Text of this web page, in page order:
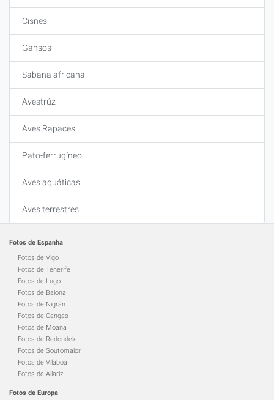
Cisnes
Gansos
Sabana africana
Avestrúz
Aves Rapaces
Pato-ferrugíneo
Aves aquáticas
Aves terrestres
Fotos de Espanha
Fotos de Vigo
Fotos de Tenerife
Fotos de Lugo
Fotos de Baiona
Fotos de Nigrán
Fotos de Cangas
Fotos de Moaña
Fotos de Redondela
Fotos de Soutomaior
Fotos de Vilaboa
Fotos de Allariz
Fotos de Europa